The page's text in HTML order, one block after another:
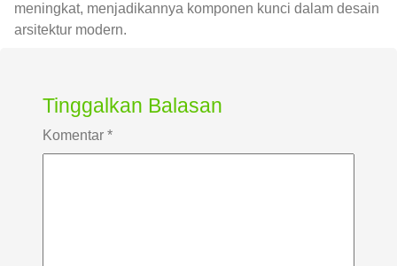
meningkat, menjadikannya komponen kunci dalam desain
arsitektur modern.
Tinggalkan Balasan
Komentar *